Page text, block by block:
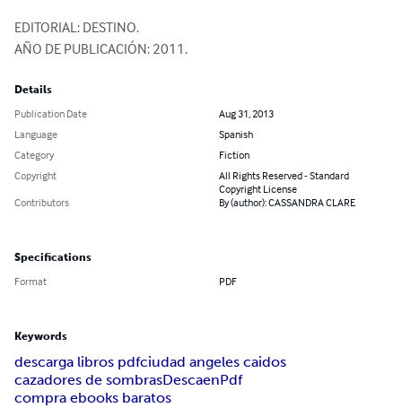
EDITORIAL: DESTINO.
AÑO DE PUBLICACIÓN: 2011.
Details
Publication Date
Aug 31, 2013
Language
Spanish
Category
Fiction
Copyright
All Rights Reserved - Standard
Copyright License
Contributors
By (author): CASSANDRA CLARE
Specifications
Format PDF
Keywords
descarga libros pdfciudad angeles caidos
cazadores de sombrasDescaenPdf
compra ebooks baratos